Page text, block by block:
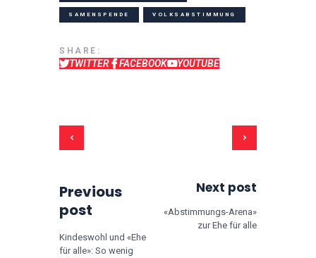
SAMENSPENDE VOLKSABSTIMMUNG
SHARE:
TWITTER FACEBOOK YOUTUBE
Previous
post
Kindeswohl und «Ehe
für alle»: So wenig
Next post
«Abstimmungs-Arena»
zur Ehe für alle